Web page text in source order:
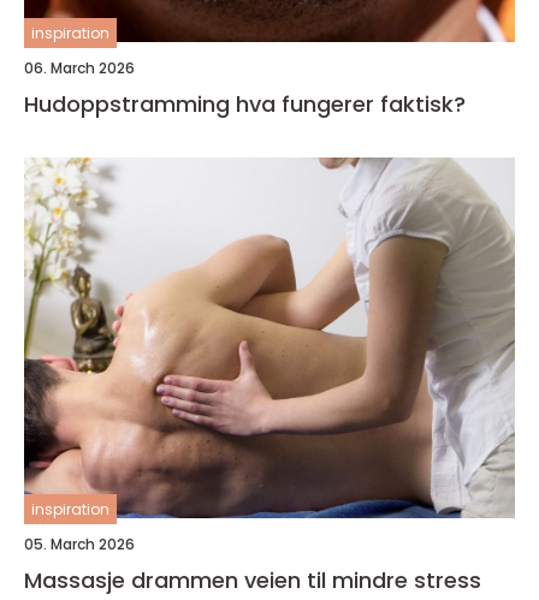
inspiration
06. March 2026
Hudoppstramming hva fungerer faktisk?
inspiration
05. March 2026
Massasje drammen veien til mindre stress